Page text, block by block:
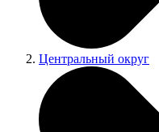
Центральный округ